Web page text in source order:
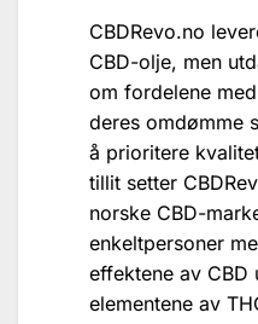
CBDRevo.no
CBD-olje, men
om fordelene
deres omdømme
å prioritere
tillit setter
norske CBD-
enkeltpersoner
effektene av CBD
elementene av